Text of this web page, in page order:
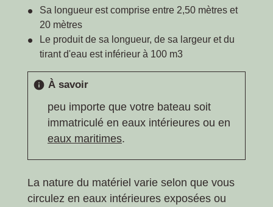
Sa longueur est comprise entre 2,50 mètres et
20 mètres
Le produit de sa longueur, de sa largeur et du
tirant d'eau est inférieur à 100 m3
info À savoir
peu importe que votre bateau soit
immatriculé en eaux intérieures ou en
eaux maritimes.
La nature du matériel varie selon que vous
circulez en eaux intérieures exposées ou